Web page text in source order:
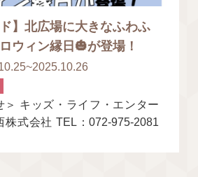
】北広場に大きなふわふ
ウィン縁日🎃が登場！
＞ キッズ・ライフ・エンター
株式会社 TEL：072-975-2081